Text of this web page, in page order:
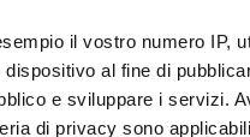
il vostro numero IP,
al fine di
e sviluppare i servizi.
di privacy sono